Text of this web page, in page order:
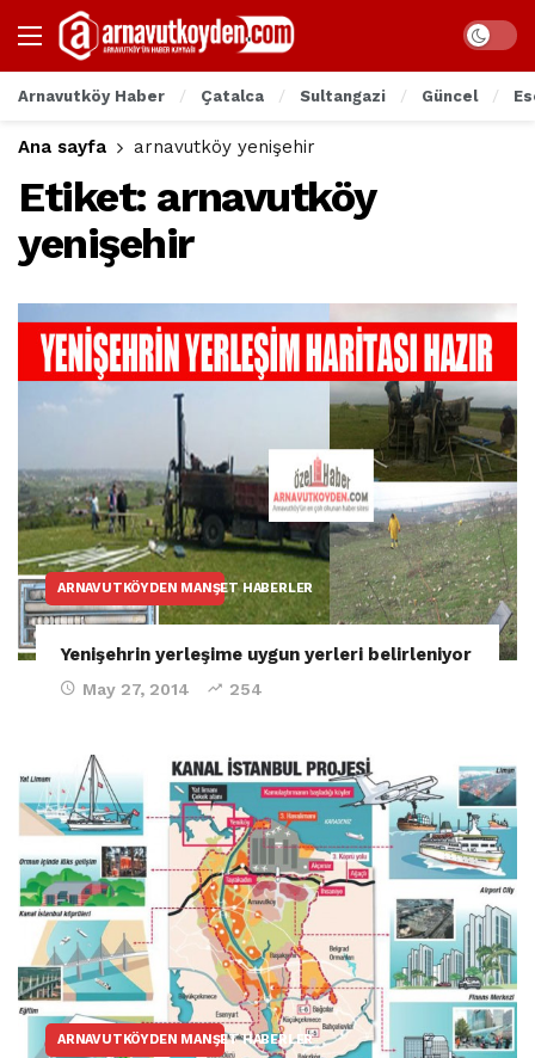
Arnavutköy Haber Çatalca Sultangazi Güncel
Ana sayfa arnavutköy yenişehir
Etiket: arnavutköy
yenişehir
ARNAVUTKÖYDEN MANŞET HABERLER
Yenişehrin yerleşime uygun yerleri belirleniyor
May 27, 2014 254
ARNAVUTKÖYDEN MANŞET HABERLER